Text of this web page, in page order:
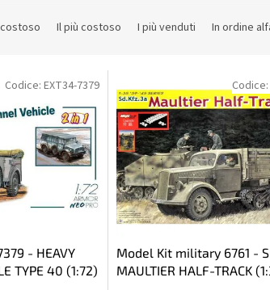
Il più costoso I più venduti In ordine
- HEAVY
TYPE 40 (1:72)
Codice: EXT34-7379
Model Kit military 6761 -
MAULTIER HALF-TRACK
Codice: